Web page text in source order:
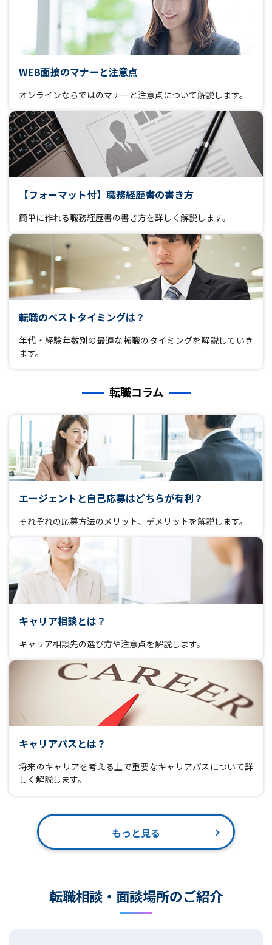
WEB面接のマナーと注意点
オンラインならではのマナーと注意点について解説します。
【フォーマット付】職務経歴書の書き方
簡単に作れる職務経歴書の書き方を詳しく解説します。
転職のベストタイミングは？
年代・経験年数別の最適な転職のタイミングを解説していき
ます。
転職コラム
エージェントと自己応募はどちらが有利？
それぞれの応募方法のメリット、デメリットを解説します。
キャリア相談とは？
キャリア相談先の選び方や注意点を解説します。
キャリアパスとは？
将来のキャリアを考える上で重要なキャリアパスについて詳
しく解説します。
もっと見る
転職相談・面談場所のご紹介